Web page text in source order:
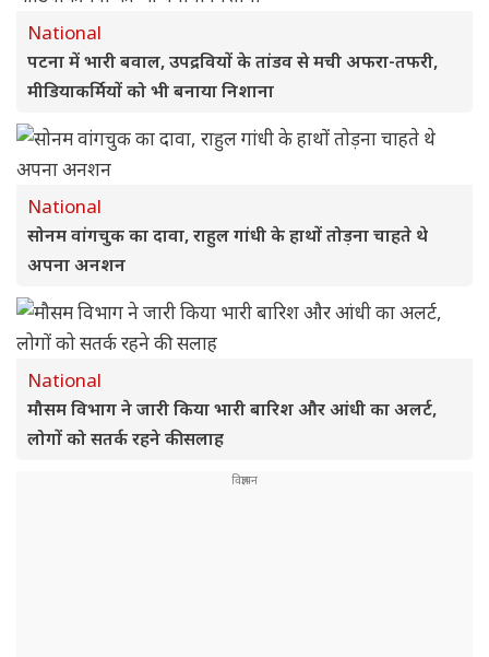
National
पटना में भारी बवाल, उपद्रवियों के तांडव से मची अफरा-तफरी,
मीडियाकर्मियों को भी बनाया निशाना
National
सोनम वांगचुक का दावा, राहुल गांधी के हाथों तोड़ना चाहते थे
अपना अनशन
National
मौसम विभाग ने जारी किया भारी बारिश और आंधी का अलर्ट,
लोगों को सतर्क रहने की सलाह